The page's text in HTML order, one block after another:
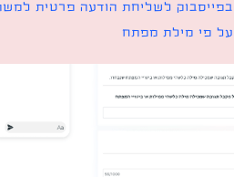
לשליחת הודעה פרטית למשתמש
מפתח